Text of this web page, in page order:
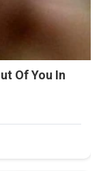
Of You In